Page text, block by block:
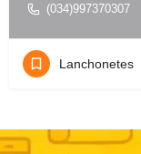
(034)997370307
Lanchonetes